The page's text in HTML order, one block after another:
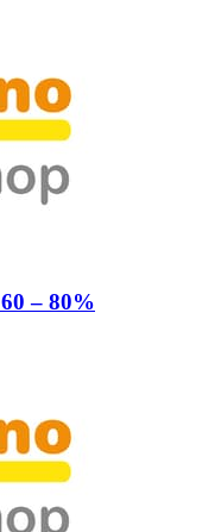
60 – 80%